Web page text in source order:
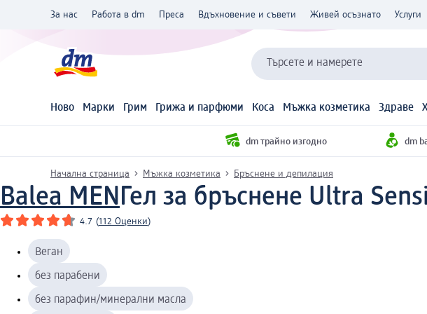
За нас Работа в dm Преса Вдъхновение и съвети Живей осъзнато Услуги
Търсете и намерете
Ново Марки Грим Грижа и парфюми Коса Мъжка козметика Здраве
dm трайно изгодно dm
Начална страница Мъжка козметика Бръснене и депилация
Balea MENГел за бръснене Ultra
4.7 (112 Оценки)
Веган
без парабени
без парафин/минерални масла